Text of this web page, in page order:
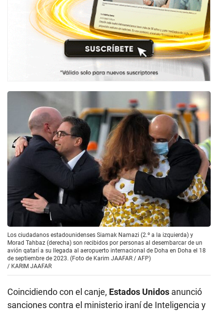
Los ciudadanos estadounidenses Siamak Namazi (2.º a la izquierda) y
Morad Tahbaz (derecha) son recibidos por personas al desembarcar de un
avión qatarí a su llegada al aeropuerto internacional de Doha en Doha el 18
de septiembre de 2023. (Foto de Karim JAAFAR / AFP)
/ KARIM JAAFAR
Coincidiendo con el canje, Estados Unidos anunció
sanciones contra el ministerio iraní de Inteligencia y